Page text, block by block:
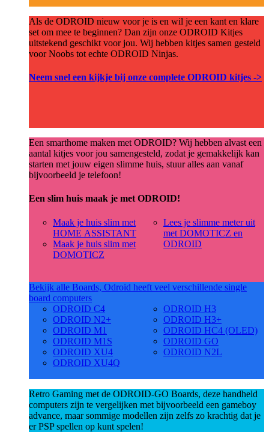
Als de ODROID nieuw voor je is en wil je een kant en klare
set om mee te beginnen? Dan zijn onze ODROID Kitjes
uitstekend geschikt voor jou. Wij hebben kitjes samen gesteld
voor Noobs tot echte ODROID Ninjas.
Neem snel een kijkje bij onze complete ODROID kitjes ->
Een smarthome maken met ODROID? Wij hebben alvast een
aantal kitjes voor jou samengesteld, zodat je gemakkelijk kan
starten met jouw eigen slimme huis, stuur alles aan vanaf
bijvoorbeeld je telefoon!
Een slim huis maak je met ODROID!
Maak je huis slim met
HOME ASSISTANT
Maak je huis slim met
DOMOTICZ
Lees je slimme meter uit
met DOMOTICZ en
ODROID
Bekijk alle Boards, Odroid heeft veel verschillende single
board computers
ODROID C4
ODROID N2+
ODROID M1
ODROID M1S
ODROID XU4
ODROID XU4Q
ODROID H3
ODROID H3+
ODROID HC4 (OLED)
ODROID GO
ODROID N2L
Retro Gaming met de ODROID-GO Boards, deze handheld
computers zijn te vergelijken met bijvoorbeeld een gameboy
advance, maar sommige modellen zijn zelfs zo krachtig dat je
er PSP spellen op kunt spelen!